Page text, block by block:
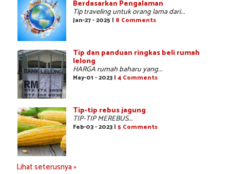
Berdasarkan Pengalaman
Tip traveling untuk orang lama dari...
Jan-27 - 2025 | 8 Comments
Tip dan panduan ringkas beli rumah
lelong
HARGA rumah baharu yang...
May-01 - 2023 | 4 Comments
Tip-tip rebus jagung
TIP-TIP MEREBUS...
Feb-03 - 2023 | 5 Comments
Lihat seterusnya »